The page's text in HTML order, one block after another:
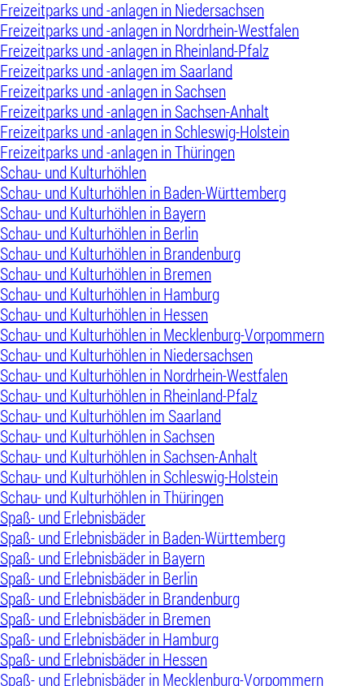
Freizeitparks und -anlagen in Niedersachsen
Freizeitparks und -anlagen in Nordrhein-Westfalen
Freizeitparks und -anlagen in Rheinland-Pfalz
Freizeitparks und -anlagen im Saarland
Freizeitparks und -anlagen in Sachsen
Freizeitparks und -anlagen in Sachsen-Anhalt
Freizeitparks und -anlagen in Schleswig-Holstein
Freizeitparks und -anlagen in Thüringen
Schau- und Kulturhöhlen
Schau- und Kulturhöhlen in Baden-Württemberg
Schau- und Kulturhöhlen in Bayern
Schau- und Kulturhöhlen in Berlin
Schau- und Kulturhöhlen in Brandenburg
Schau- und Kulturhöhlen in Bremen
Schau- und Kulturhöhlen in Hamburg
Schau- und Kulturhöhlen in Hessen
Schau- und Kulturhöhlen in Mecklenburg-Vorpommern
Schau- und Kulturhöhlen in Niedersachsen
Schau- und Kulturhöhlen in Nordrhein-Westfalen
Schau- und Kulturhöhlen in Rheinland-Pfalz
Schau- und Kulturhöhlen im Saarland
Schau- und Kulturhöhlen in Sachsen
Schau- und Kulturhöhlen in Sachsen-Anhalt
Schau- und Kulturhöhlen in Schleswig-Holstein
Schau- und Kulturhöhlen in Thüringen
Spaß- und Erlebnisbäder
Spaß- und Erlebnisbäder in Baden-Württemberg
Spaß- und Erlebnisbäder in Bayern
Spaß- und Erlebnisbäder in Berlin
Spaß- und Erlebnisbäder in Brandenburg
Spaß- und Erlebnisbäder in Bremen
Spaß- und Erlebnisbäder in Hamburg
Spaß- und Erlebnisbäder in Hessen
Spaß- und Erlebnisbäder in Mecklenburg-Vorpommern